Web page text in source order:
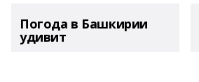
Погода в Башкирии
удивит